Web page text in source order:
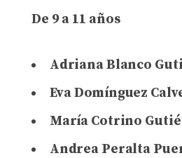
De 9 a 11 años
Adriana Blanco
Eva Domínguez
María Cotrino
Andrea Peralta